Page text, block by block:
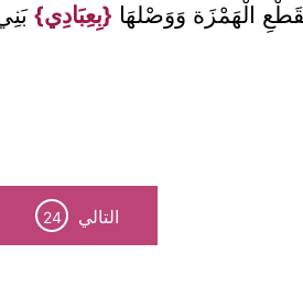
الْهَمْزَة وَوَصْلهَا {بِعِبَادِي}
التالي 24